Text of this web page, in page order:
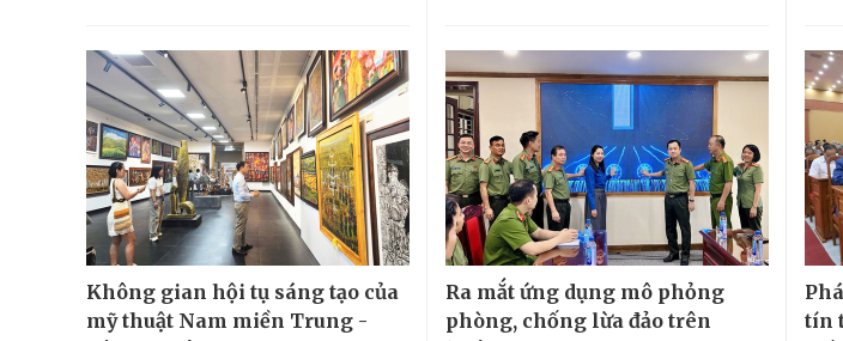
Không gian hội tụ sáng tạo của
mỹ thuật Nam miền Trung -
Ra mắt ứng dụng mô phỏng
phòng, chống lừa đảo trên
tín